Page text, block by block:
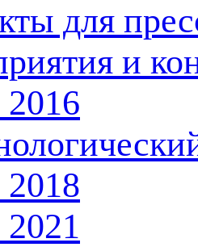
для
и
2016
2018
2021